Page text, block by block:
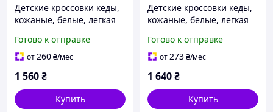
Детские кроссовки кеды,
кожаные, белые, легкая
девушек на липучке в
розмер: 32-35
Готово к отправке
от260₴/мес
1 560₴
Купить
Детские кроссовки кеды,
кожаные, белые, легкая
девушек на липучке в
розмер: 31-35
Готово к отправке
от273₴/мес
1 640₴
Купить